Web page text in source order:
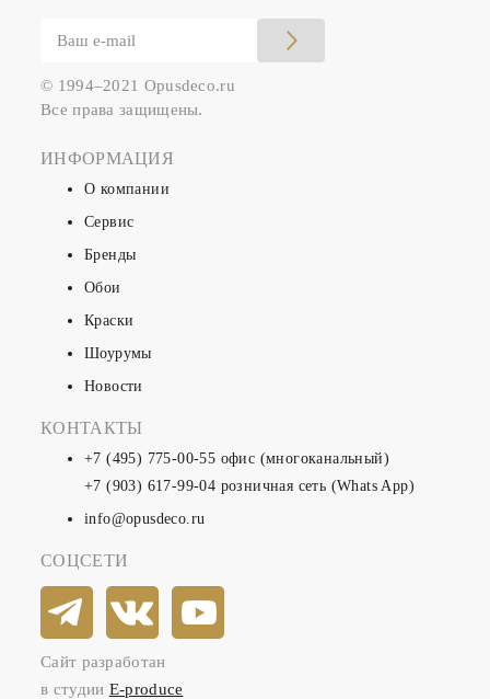
© 1994–2021 Opusdeco.ru
Все права защищены.
ИНФОРМАЦИЯ
О компании
Сервис
Бренды
Обои
Краски
Шоурумы
Новости
КОНТАКТЫ
+7 (495) 775-00-55 офис (многоканальный)
+7 (903) 617-99-04 розничная сеть (Whats App)
info@opusdeco.ru
СОЦСЕТИ
Сайт разработан
в студии E-produce